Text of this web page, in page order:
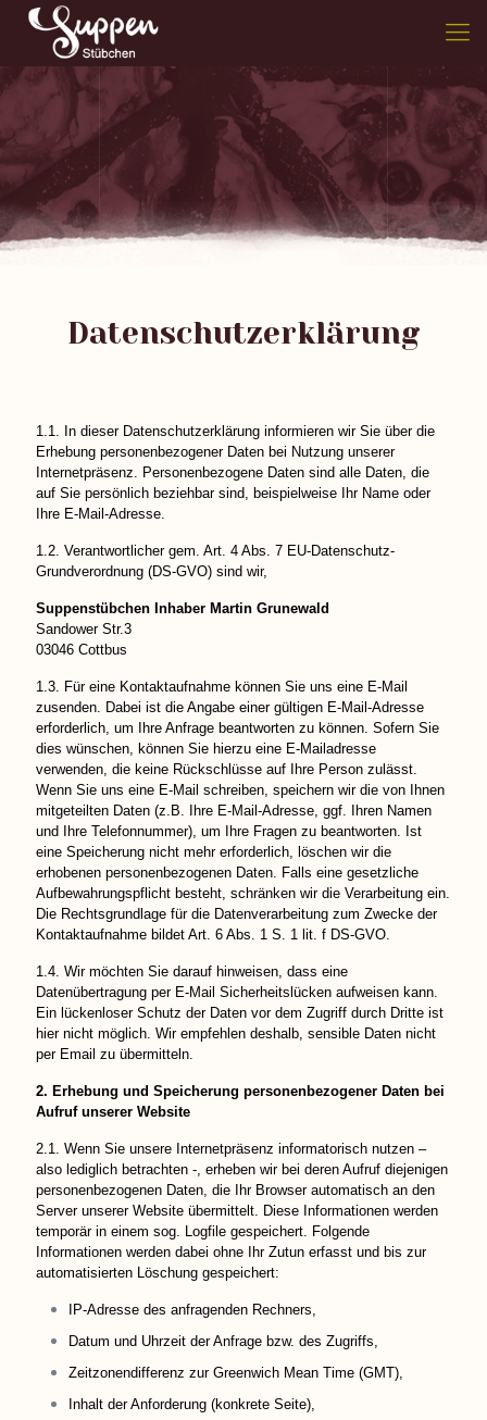
Datenschutzerklärung
1.1. In dieser Datenschutzerklärung informieren wir Sie über die
Erhebung personenbezogener Daten bei Nutzung unserer
Internetpräsenz. Personenbezogene Daten sind alle Daten, die
auf Sie persönlich beziehbar sind, beispielweise Ihr Name oder
Ihre E-Mail-Adresse.
1.2. Verantwortlicher gem. Art. 4 Abs. 7 EU-Datenschutz-
Grundverordnung (DS-GVO) sind wir,
Suppenstübchen Inhaber Martin Grunewald
Sandower Str.3
03046 Cottbus
1.3. Für eine Kontaktaufnahme können Sie uns eine E-Mail
zusenden. Dabei ist die Angabe einer gültigen E-Mail-Adresse
erforderlich, um Ihre Anfrage beantworten zu können. Sofern Sie
dies wünschen, können Sie hierzu eine E-Mailadresse
verwenden, die keine Rückschlüsse auf Ihre Person zulässt.
Wenn Sie uns eine E-Mail schreiben, speichern wir die von Ihnen
mitgeteilten Daten (z.B. Ihre E-Mail-Adresse, ggf. Ihren Namen
und Ihre Telefonnummer), um Ihre Fragen zu beantworten. Ist
eine Speicherung nicht mehr erforderlich, löschen wir die
erhobenen personenbezogenen Daten. Falls eine gesetzliche
Aufbewahrungspflicht besteht, schränken wir die Verarbeitung ein.
Die Rechtsgrundlage für die Datenverarbeitung zum Zwecke der
Kontaktaufnahme bildet Art. 6 Abs. 1 S. 1 lit. f DS-GVO.
1.4. Wir möchten Sie darauf hinweisen, dass eine
Datenübertragung per E-Mail Sicherheitslücken aufweisen kann.
Ein lückenloser Schutz der Daten vor dem Zugriff durch Dritte ist
hier nicht möglich. Wir empfehlen deshalb, sensible Daten nicht
per Email zu übermitteln.
2. Erhebung und Speicherung personenbezogener Daten bei
Aufruf unserer Website
2.1. Wenn Sie unsere Internetpräsenz informatorisch nutzen –
also lediglich betrachten -, erheben wir bei deren Aufruf diejenigen
personenbezogenen Daten, die Ihr Browser automatisch an den
Server unserer Website übermittelt. Diese Informationen werden
temporär in einem sog. Logfile gespeichert. Folgende
Informationen werden dabei ohne Ihr Zutun erfasst und bis zur
automatisierten Löschung gespeichert:
IP-Adresse des anfragenden Rechners,
Datum und Uhrzeit der Anfrage bzw. des Zugriffs,
Zeitzonendifferenz zur Greenwich Mean Time (GMT),
Inhalt der Anforderung (konkrete Seite),